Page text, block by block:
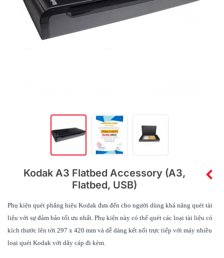
Kodak A3 Flatbed Accessory (A3,
Flatbed, USB)
Phụ kiện quét phẳng hiệu Kodak đưa đến cho người dùng khả năng quét tài
liệu với sự đảm bảo tối ưu nhất. Phụ kiện này có thể quét các loại tài liệu có
kích thước lên tới 297 x 420 mm và dễ dàng kết nối trực tiếp với máy nhiều
loại quét Kodak với dây cáp đi kèm.